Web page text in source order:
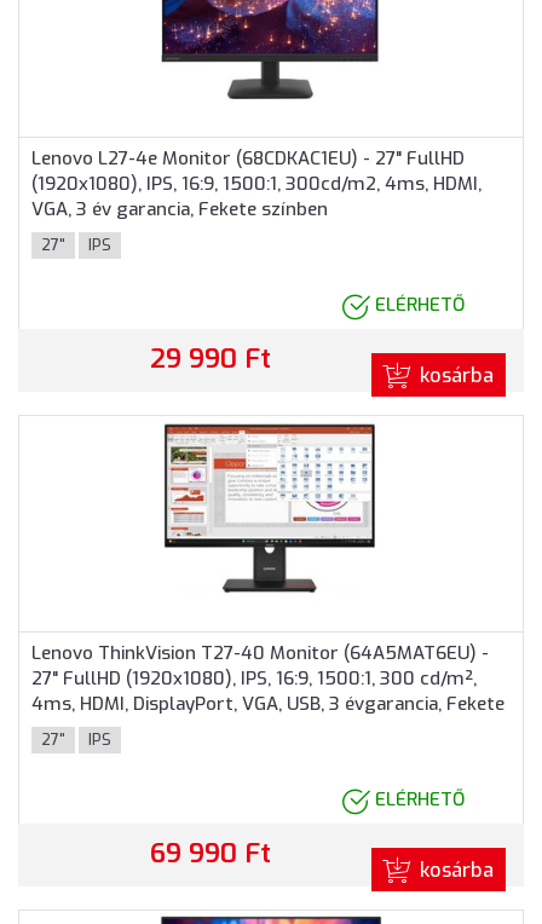
Lenovo L27-4e Monitor (68CDKAC1EU) - 27" FullHD
(1920x1080), IPS, 16:9, 1500:1, 300cd/m2, 4ms, HDMI,
VGA, 3 év garancia, Fekete színben
27" IPS
ELÉRHETŐ
29 990 Ft kosárba
Lenovo ThinkVision T27-40 Monitor (64A5MAT6EU) -
27" FullHD (1920x1080), IPS, 16:9, 1500:1, 300 cd/m²,
4ms, HDMI, DisplayPort, VGA, USB, 3 évgarancia, Fekete
színben
27" IPS
ELÉRHETŐ
69 990 Ft kosárba